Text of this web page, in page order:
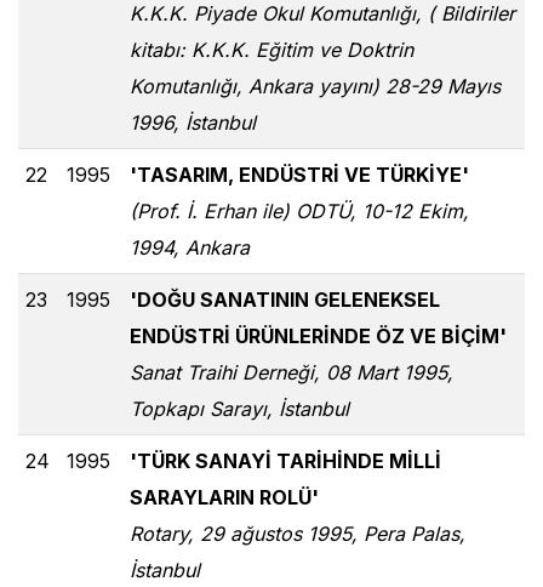
K.K.K. Piyade Okul Komutanlığı, ( Bildiriler
kitabı: K.K.K. Eğitim ve Doktrin
Komutanlığı, Ankara yayını) 28-29 Mayıs
1996, İstanbul
22 1995
'TASARIM, ENDÜSTRİ VE TÜRKİYE'
(Prof. İ. Erhan ile) ODTÜ, 10-12 Ekim,
1994, Ankara
23 1995
'DOĞU SANATININ GELENEKSEL
ENDÜSTRİ ÜRÜNLERİNDE ÖZ VE BİÇİM'
Sanat Traihi Derneği, 08 Mart 1995,
Topkapı Sarayı, İstanbul
24 1995
'TÜRK SANAYİ TARİHİNDE MİLLİ
SARAYLARIN ROLÜ'
Rotary, 29 ağustos 1995, Pera Palas,
İstanbul